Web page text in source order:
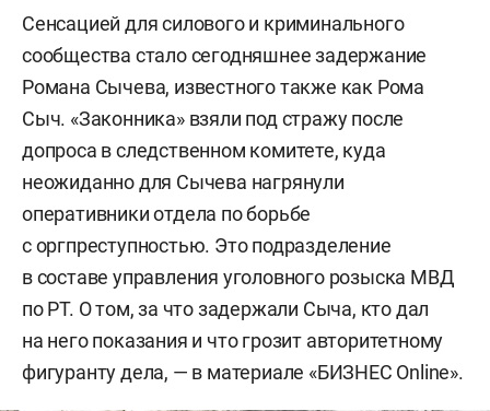
Сенсацией для силового и криминального
сообщества стало сегодняшнее задержание
Романа Сычева, известного также как Рома
Сыч. «Законника» взяли под стражу после
допроса в следственном комитете, куда
неожиданно для Сычева нагрянули
оперативники отдела по борьбе
с оргпреступностью. Это подразделение
в составе управления уголовного розыска МВД
по РТ. О том, за что задержали Сыча, кто дал
на него показания и что грозит авторитетному
фигуранту дела, — в материале «БИЗНЕС Online».